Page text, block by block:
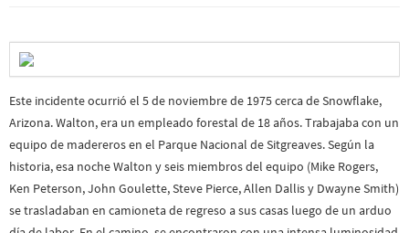
Este incidente ocurrió el 5 de noviembre de 1975 cerca de Snowflake,
Arizona. Walton, era un empleado forestal de 18 años. Trabajaba con un
equipo de madereros en el Parque Nacional de Sitgreaves. Según la
historia, esa noche Walton y seis miembros del equipo (Mike Rogers,
Ken Peterson, John Goulette, Steve Pierce, Allen Dallis y Dwayne Smith)
se trasladaban en camioneta de regreso a sus casas luego de un arduo